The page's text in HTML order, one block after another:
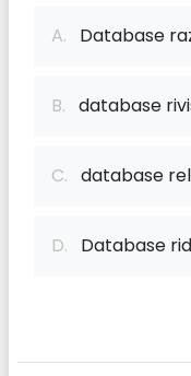
A. Database
B. database
C. database
D. Database